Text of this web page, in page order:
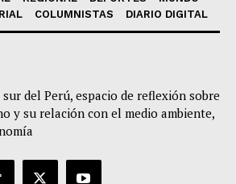
COLUMNISTAS DIARIO DIGITAL
del Perú, espacio de reflexión sobre
y su relación con el medio ambiente,